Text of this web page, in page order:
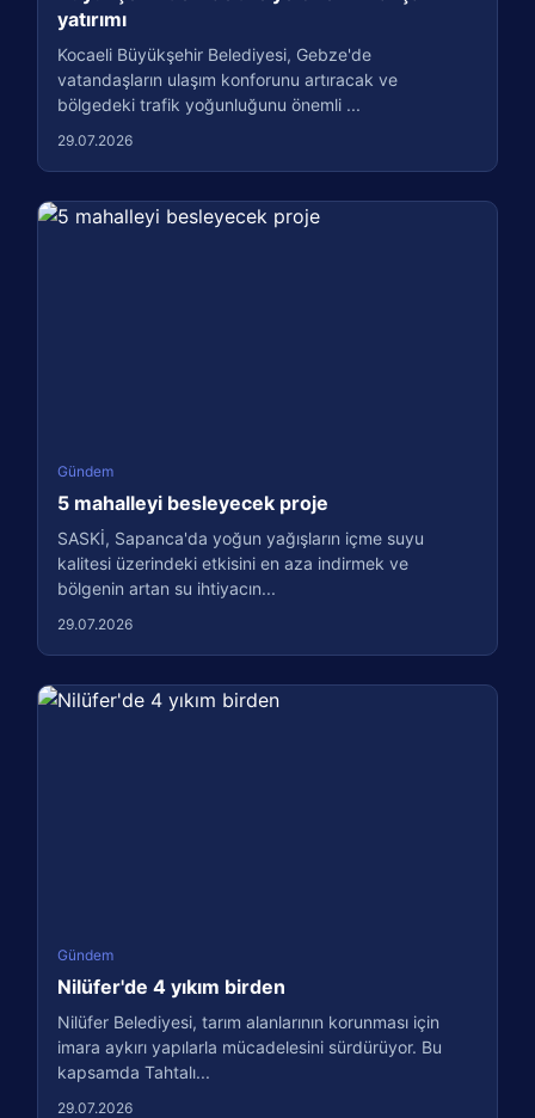
yatırımı
Kocaeli Büyükşehir Belediyesi, Gebze'de
vatandaşların ulaşım konforunu artıracak ve
bölgedeki trafik yoğunluğunu önemli ...
29.07.2026
Gündem
5 mahalleyi besleyecek proje
SASKİ, Sapanca'da yoğun yağışların içme suyu
kalitesi üzerindeki etkisini en aza indirmek ve
bölgenin artan su ihtiyacın...
29.07.2026
Gündem
Nilüfer'de 4 yıkım birden
Nilüfer Belediyesi, tarım alanlarının korunması için
imara aykırı yapılarla mücadelesini sürdürüyor. Bu
kapsamda Tahtalı...
29.07.2026